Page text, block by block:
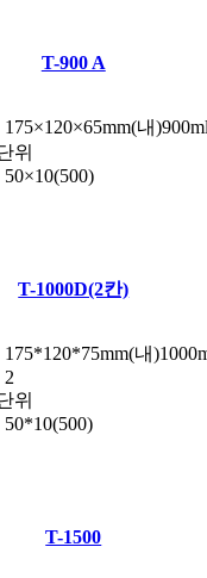
T-900 A
175×120×65mm(내
위
50×10(500)
T-1000D(2칸)
175*120*75mm(내
2
위
50*10(500)
T-1500